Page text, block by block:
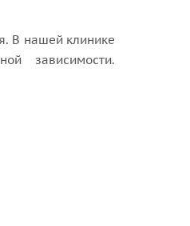
В нашей клинике
зависимости.